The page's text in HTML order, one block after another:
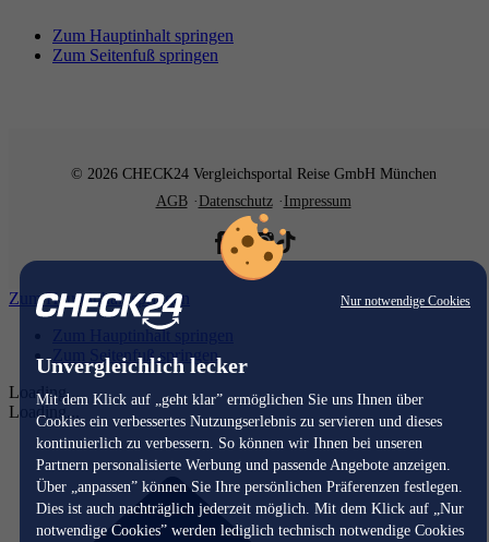
Nur notwendige Cookies
Unvergleichlich lecker
Mit dem Klick auf „geht klar” ermöglichen Sie uns Ihnen über
Cookies ein verbessertes Nutzungserlebnis zu servieren und dieses
kontinuierlich zu verbessern. So können wir Ihnen bei unseren
Partnern personalisierte Werbung und passende Angebote anzeigen.
Über „anpassen” können Sie Ihre persönlichen Präferenzen festlegen.
Dies ist auch nachträglich jederzeit möglich. Mit dem Klick auf „Nur
notwendige Cookies” werden lediglich technisch notwendige Cookies
Zum Hauptinhalt springen
Zum Seitenfuß springen
© 2026 CHECK24 Vergleichsportal Reise GmbH München
AGB
Datenschutz Impressum
Zum Hauptinhalt springen
Zum Hauptinhalt springen
Zum Seitenfuß springen
Loading...
Loading...